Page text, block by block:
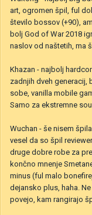
art, ogromen špil, ful
število bossov (+90),
bolj God of War 2018
naslov od naštetih, ma
Khazan - najbolj
zadnjih dveh
sobe, vanilla mobile
Samo za ekstremne
Wuchan - še nisem
vesel da so špil
druge dobre robe za
končno mnenje
minus (ful malo
dejansko plus, haha.
povejo, kam rangirajo